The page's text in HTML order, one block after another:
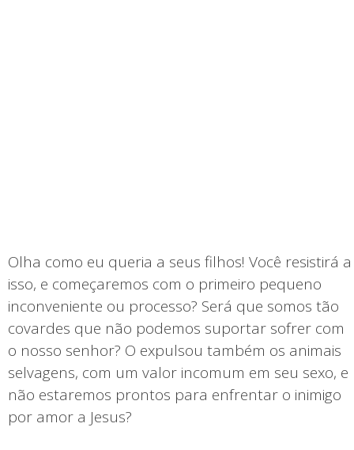
Olha como eu queria a seus filhos! Você resistirá a
isso, e começaremos com o primeiro pequeno
inconveniente ou processo? Será que somos tão
covardes que não podemos suportar sofrer com
o nosso senhor? O expulsou também os animais
selvagens, com um valor incomum em seu sexo, e
não estaremos prontos para enfrentar o inimigo
por amor a Jesus?